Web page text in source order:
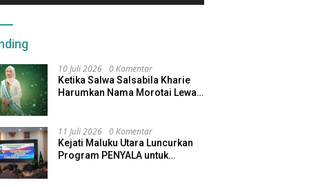
10 Juli 2026 0 Komentar
Ketika Salwa Salsabila Kharie
Harumkan Nama Morotai Lewat
11 Juli 2026 0 Komentar
Kejati Maluku Utara Luncurkan
Program PENYALA untuk